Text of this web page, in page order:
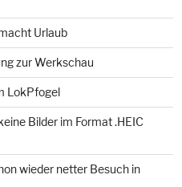
Urlaub
zur Werkschau
LokPfogel
Bilder im Format .HEIC
wieder netter Besuch in